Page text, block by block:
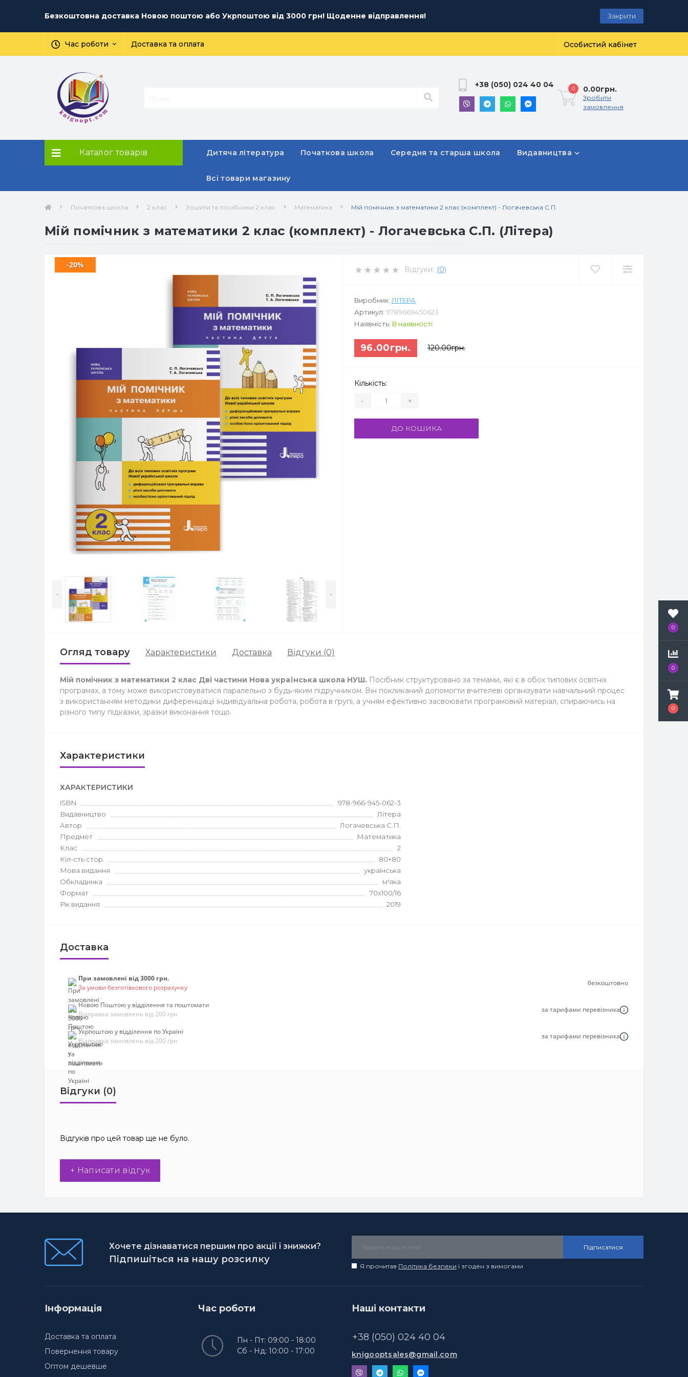
0
0
0
Безкоштовна доставка Новою поштою або Укрпоштою від 3000 грн! Щоденне відправлення! Закрити
Час роботи Доставка та оплата Особистий кабінет
+38 (050) 024 40 04 0 0.00грн.
Зробити
замовлення
Каталог товарів Дитяча література Початкова школа Середня та старша школа Видавництва
Всі товари магазину
Початкова школа 2 клас Зошити та посібники 2 клас Математика Мій помічник з математики 2 клас (комплект) - Логачевська С.П.
Мій помічник з математики 2 клас (комплект) - Логачевська С.П. (Літера)
-20%
< >
Відгуки: (0)
Виробник: ЛІТЕРА
Артикул: 9789669450623
Наявність: В наявності
96.00грн. 120.00грн.
Кількість:
- +
ДО КОШИКА
Огляд товару Характеристики Доставка Відгуки (0)
Мій помічник з математики 2 клас Дві частини Нова українська школа НУШ. Посібник структуровано за темами, які є в обох типових освітніх
програмах, а тому може використовуватися паралельно з будь-яким підручником. Він покликаний допомогти вчителеві організувати навчальний процес
з використанням методики диференціації індивідуальна робота, робота в групі, а учням ефективно засвоювати програмовий матеріал, спираючись на
різного типу підказки, зразки виконання тощо.
Характеристики
ХАРАКТЕРИСТИКИ
ISBN
978-966-945-062-3
Видавництво
Літера
Автор
Логачевська С.П.
Предмет
Математика
Клас
2
Кіл-сть стор.
80+80
Мова видання
українська
Обкладинка
м'яка
Формат
70х100/16
Рік видання
2019
Доставка
При замовлені від 3000 грн.
За умови безготівкового розрахунку
безкоштовно
Новою Поштою у відділення та поштомати
Відправка замовлень від 200 грн
за тарифами перевізника
Укрпоштою у відділення по Україні
Відправка замовлень від 200 грн
за тарифами перевізника
Відгуки (0)
Відгуків про цей товар ще не було.
+ Написати відгук
Хочете дізнаватися першим про акції і знижки?
Підпишіться на нашу розсилку
Підписатися
Я прочитав Політика безпеки і згоден з вимогами
Інформація
Доставка та оплата
Повернення товару
Оптом дешевше
Час роботи
Пн - Пт: 09:00 - 18:00
Сб - Нд: 10:00 - 17:00
Наші контакти
+38 (050) 024 40 04
knigooptsales@gmail.com